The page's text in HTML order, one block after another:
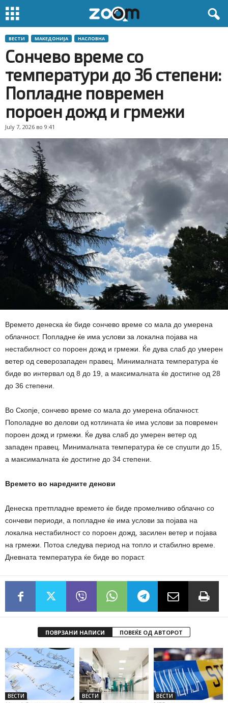
ВЕСТИ МАКЕДОНИЈА НАСЛОВНА
Сончево време со
температури до 36 степени:
Попладне повремен
пороен дожд и грмежи
July 7, 2026 во 9:41
Времето денеска ќе биде сончево време со мала до умерена
облачност. Попладне ќе има услови за локална појава на
нестабилност со пороен дожд и грмежи. Ќе дува слаб до умерен
ветер од северозападен правец. Минималната температура ќе
биде во интервал од 8 до 19, а максималната ќе достигне од 28
до 36 степени.
Во Скопје, сончево време со мала до умерена облачност.
Пополадне во делови од котлината ќе има услови за повремен
пороен дожд и грмежи. Ќе дува слаб до умерен ветер од
западен правец. Минималната температура ќе се спушти до 15,
а максималната ќе достигне до 34 степени.
Времето во наредните денови
Денеска претпладне времето ќе биде промелниво облачно со
сончеви периоди, а попладне ќе има услови за појава на
локална нестабилност со пороен дожд, засилен ветер и појава
на грмежи. Потоа следува период на топло и стабилно време.
Дневната температура ќе биде во пораст.
ПОВРЗАНИ НАПИСИ ПОВЕЌЕ ОД АВТОРОТ
ВЕСТИ ВЕСТИ ВЕСТИ